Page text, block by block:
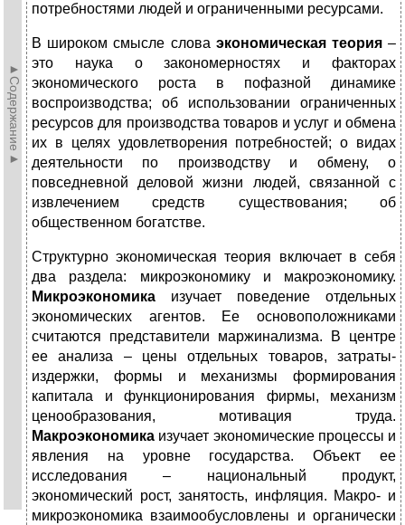
►Содержание►
потребностями людей и ограниченными ресурсами.
В широком смысле слова экономическая теория–
это наука о закономерностях и факторах
экономического роста в пофазной динамике
воспроизводства; об использовании ограниченных
ресурсов для производства товаров и услуг и обмена
их в целях удовлетворения потребностей; о видах
деятельности по производству и обмену, о
повседневной деловой жизни людей, связанной с
извлечением средств существования; об
общественном богатстве.
Структурно экономическая теория включает в себя
два раздела: микроэкономику и макроэкономику.
Микроэкономика изучает поведение отдельных
экономических агентов. Ее основоположниками
считаются представители маржинализма. В центре
ее анализа – цены отдельных товаров, затраты-
издержки, формы и механизмы формирования
капитала и функционирования фирмы, механизм
ценообразования, мотивация труда.
Макроэкономика изучает экономические процессы и
явления на уровне государства. Объект ее
исследования – национальный продукт,
экономический рост, занятость, инфляция. Макро- и
микроэкономика взаимообусловлены и органически